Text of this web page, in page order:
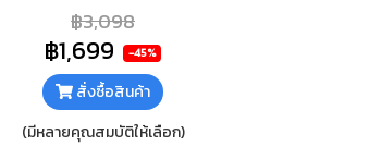
รวดเร็ว กระจกนิรภัยหนา 7mm เสริม
ฟอยกันความร้อนใต้กระจก ทำความ
สะอาดง่าย
฿3,098
฿1,699 -45%
สั่งซื้อสินค้า
(มีหลายคุณสมบัติให้เลือก)